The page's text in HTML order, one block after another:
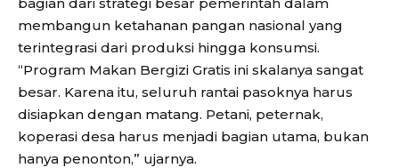
membangun ketahanan pangan nasional yang
terintegrasi dari produksi hingga konsumsi.
“Program Makan Bergizi Gratis ini skalanya sangat
besar. Karena itu, seluruh rantai pasoknya harus
disiapkan dengan matang. Petani, peternak,
koperasi desa harus menjadi bagian utama, bukan
hanya penonton,” ujarnya.